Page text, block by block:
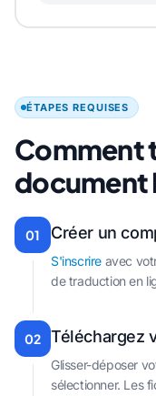
ÉTAPES REQUISES
Comment
document
01 Créer un
S'inscrire avec
de traduction en
02 Téléchargez
Glisser-déposer
sélectionner. Les